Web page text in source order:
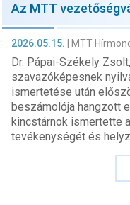
Az MTT
2026.05.15. MTT
Dr. Pápai-Székely
szavazóképesnek
ismertetése után
beszámolója hangzott
kincstárnok ismertette
tevékenységét és